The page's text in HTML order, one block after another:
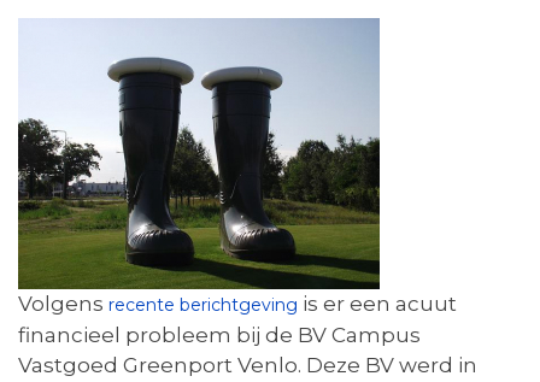
Volgens recente berichtgeving is er een acuut
financieel probleem bij de BV Campus
Vastgoed Greenport Venlo. Deze BV werd in